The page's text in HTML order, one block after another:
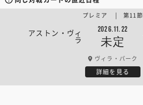
アストン・ヴィ
ラ
2026.11.22
未定
プレミア | 第11節
ヴィラ・パーク
詳細を見る